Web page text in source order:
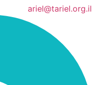
ariel@tariel.org.il